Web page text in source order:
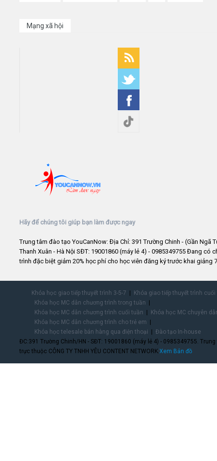
Mạng xã hội
Hãy để chúng tôi giúp bạn làm được ngay
Trung tâm đào tạo YouCanNow: Địa Chỉ: 391 Trường Chinh - (Gần Ngã
Thanh Xuân - Hà Nội SĐT: 19001860 (máy lẻ 4) - 0985349755 Đang có
trình đặc biệt giảm 20% học phí cho học viên đăng ký trước khai giảng
Khóa học giao tiếp thuyết trình 3-5-7
Khóa giao tiếp thuyết trình
Khóa học MC dẫn chương trình trong tuần
Khóa học MC dẫn chương trình cuối tuần
Khóa học MC chuyên
Khóa học MC dẫn chương trình cho trẻ em
Khóa học telesale bán hàng qua điện thoại
Đào tạo In-house
ĐC:391 Trường Chinh/HN - SĐT: 19001860 (máy lẻ 4) - 0985349755.
trực thuộc CÔNG TY TNHH YÊU CONTENT NETWORK.Xem Bản đồ